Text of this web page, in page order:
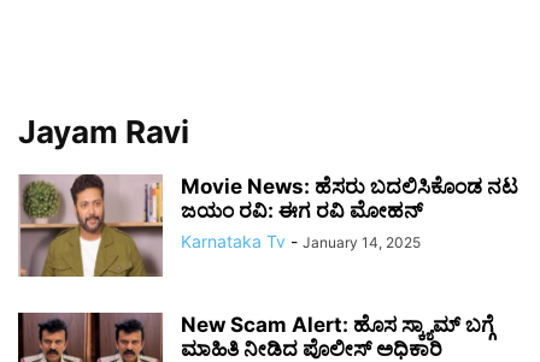
Jayam Ravi
Movie News: ಹೆಸರು ಬದಲಿಸಿಕೊಂಡ ನಟ
ಜಯಂ ರವಿ: ಈಗ ರವಿ ಮೋಹನ್
Karnataka Tv - January 14, 2025
New Scam Alert: ಹೊಸ ಸ್ಕ್ಯಾಮ್ ಬಗ್ಗೆ
ಮಾಹಿತಿ ನೀಡಿದ ಪೊಲೀಸ್ ಅಧಿಕಾರಿ